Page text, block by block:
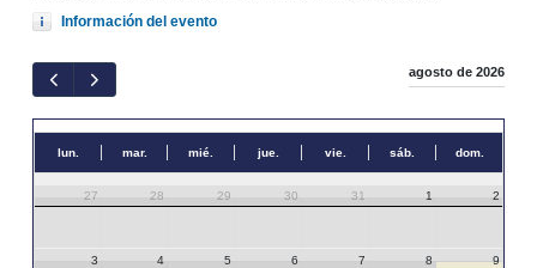
Información del evento
agosto de 2026
lun. mar. mié. jue. vie. sáb. dom.
27 28 29 30 31 1 2
3 4 5 6 7 8 9